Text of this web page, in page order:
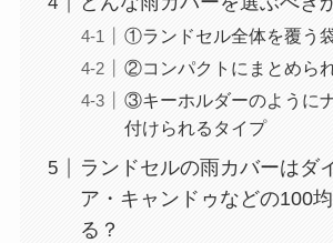
①ランドセル全体を覆う
②コンパクトにまとめら
③キーホルダーのように
付けられるタイプ
ランドセルの雨カバーはダ
ア・キャンドゥなどの100
る？